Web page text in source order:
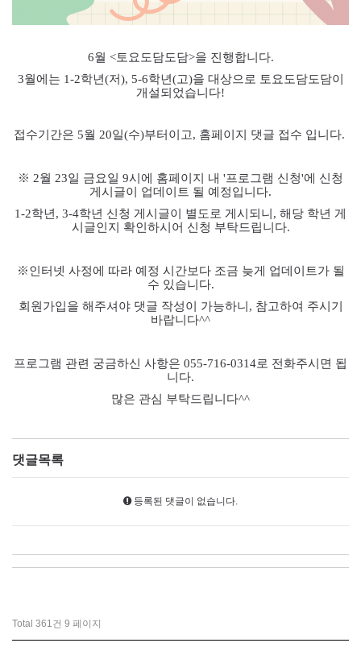
6월 <토요도담도담>을 진행합니다.
3월에는 1-2학년(저), 5-6학년(고)을 대상으로 토요도담도담이
개설되었습니다!
접수기간은 5월 20일(수)부터이고, 홈페이지 댓글 접수 입니다.
※ 2월 23일 금요일 9시에 홈페이지 내 '프로그램 신청'에 신청
게시글이 업데이트 될 예정입니다.
1-2학년 , 3-4학년 신청 게시글이 별도로 게시되니 , 해당 학년 게
시글인지 확인하시어 신청 부탁드립니다.
※인터넷 사정에 따라 예정 시간보다 조금 늦게 업데이트가 될
수 있습니다.
회원가입을 해주셔야 댓글 작성이 가능하니 , 참고하여 주시기
바랍니다^^
프로그램 관련 궁금하신 사항은 055-716-0314로 전화주시면 됩
니다.
많은 관심 부탁드립니다^^
댓글목록
등록된 댓글이 없습니다.
Total 361건 9 페이지